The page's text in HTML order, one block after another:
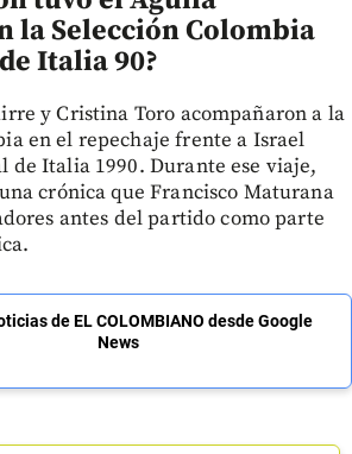
la Selección Colombia
Italia 90?
y Cristina Toro acompañaron a la
en el repechaje frente a Israel
de Italia 1990. Durante ese viaje,
crónica que Francisco Maturana
antes del partido como parte
de EL COLOMBIANO desde Google
News